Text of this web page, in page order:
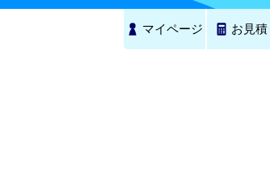
マイページ お見積